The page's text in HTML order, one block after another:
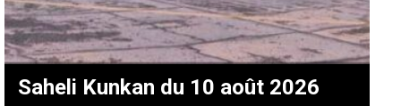
Saheli Kunkan du 10 août 2026